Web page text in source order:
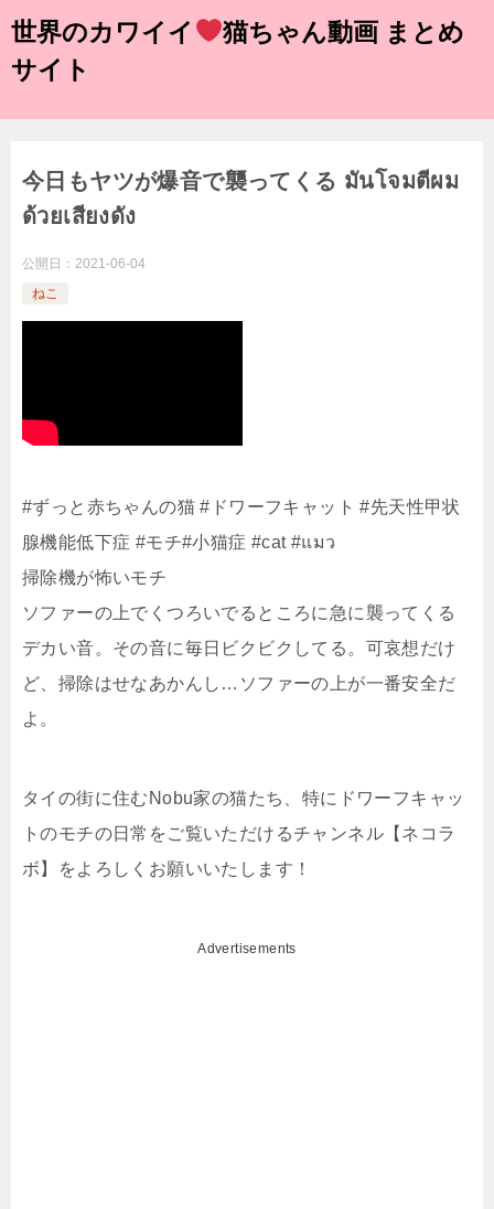
世界のカワイイ
猫ちゃん動画 まとめ
サイト
今日もヤツが爆音で襲ってくる มันโจมตีผม
ด้วยเสียงดัง
公開日： 2021-06-04
ねこ
#ずっと赤ちゃんの猫 #ドワーフキャット #先天性甲状
腺機能低下症 #モチ#小猫症 #cat #แมว
掃除機が怖いモチ
ソファーの上でくつろいでるところに急に襲ってくる
デカい音。その音に毎日ビクビクしてる。可哀想だけ
ど、掃除はせなあかんし…ソファーの上が一番安全だ
よ。
タイの街に住むNobu家の猫たち、特にドワーフキャッ
トのモチの日常をご覧いただけるチャンネル【ネコラ
ボ】をよろしくお願いいたします！
Advertisements